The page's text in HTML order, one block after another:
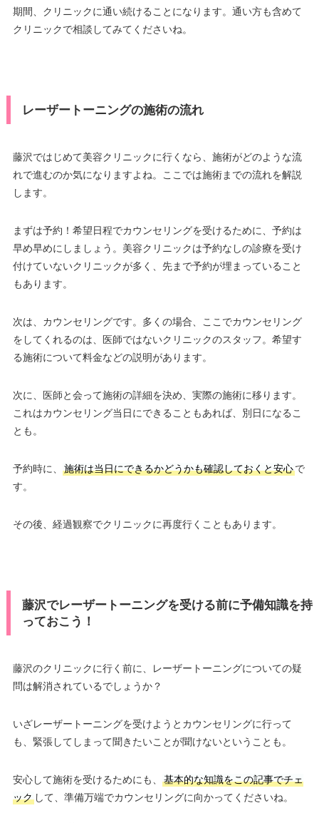
期間、クリニックに通い続けることになります。通い方も含めて
クリニックで相談してみてくださいね。
レーザートーニングの施術の流れ
藤沢ではじめて美容クリニックに行くなら、施術がどのような流
れで進むのか気になりますよね。ここでは施術までの流れを解説
します。
まずは予約！希望日程でカウンセリングを受けるために、予約は
早め早めにしましょう。美容クリニックは予約なしの診療を受け
付けていないクリニックが多く、先まで予約が埋まっていること
もあります。
次は、カウンセリングです。多くの場合、ここでカウンセリング
をしてくれるのは、医師ではないクリニックのスタッフ。希望す
る施術について料金などの説明があります。
次に、医師と会って施術の詳細を決め、実際の施術に移ります。
これはカウンセリング当日にできることもあれば、別日になるこ
とも。
予約時に、 施術は当日にできるかどうかも確認しておくと安心で
す。
その後、経過観察でクリニックに再度行くこともあります。
藤沢でレーザートーニングを受ける前に予備知識を持
っておこう！
藤沢のクリニックに行く前に、レーザートーニングについての疑
問は解消されているでしょうか？
いざレーザートーニングを受けようとカウンセリングに行って
も、緊張してしまって聞きたいことが聞けないということも。
安心して施術を受けるためにも、
基本的な知識をこの記事でチェ
ックして、準備万端でカウンセリングに向かってくださいね。